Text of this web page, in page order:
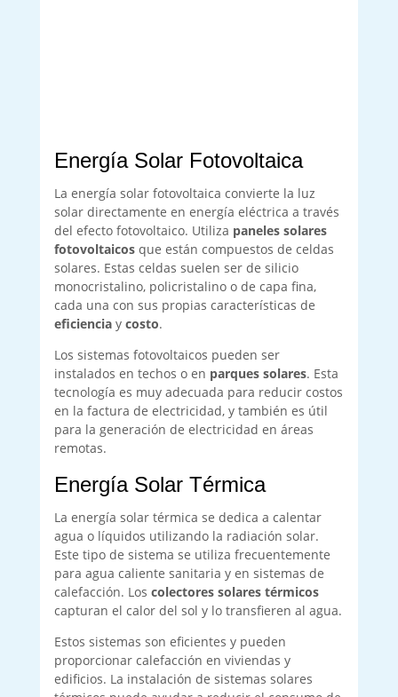
Energía Solar Fotovoltaica
La energía solar fotovoltaica convierte la luz
solar directamente en energía eléctrica a través
del efecto fotovoltaico. Utiliza paneles solares
fotovoltaicosque están compuestos de celdas
solares. Estas celdas suelen ser de silicio
monocristalino, policristalino o de capa fina,
cada una con sus propias características de
eficienciay costo.
Los sistemas fotovoltaicos pueden ser
instalados en techos o en parques solares. Esta
tecnología es muy adecuada para reducir costos
en la factura de electricidad, y también es útil
para la generación de electricidad en áreas
remotas.
Energía Solar Térmica
La energía solar térmica se dedica a calentar
agua o líquidos utilizando la radiación solar.
Este tipo de sistema se utiliza frecuentemente
para agua caliente sanitaria y en sistemas de
calefacción. Los colectores solares térmicos
capturan el calor del sol y lo transfieren al agua.
Estos sistemas son eficientes y pueden
proporcionar calefacción en viviendas y
edificios. La instalación de sistemas solares